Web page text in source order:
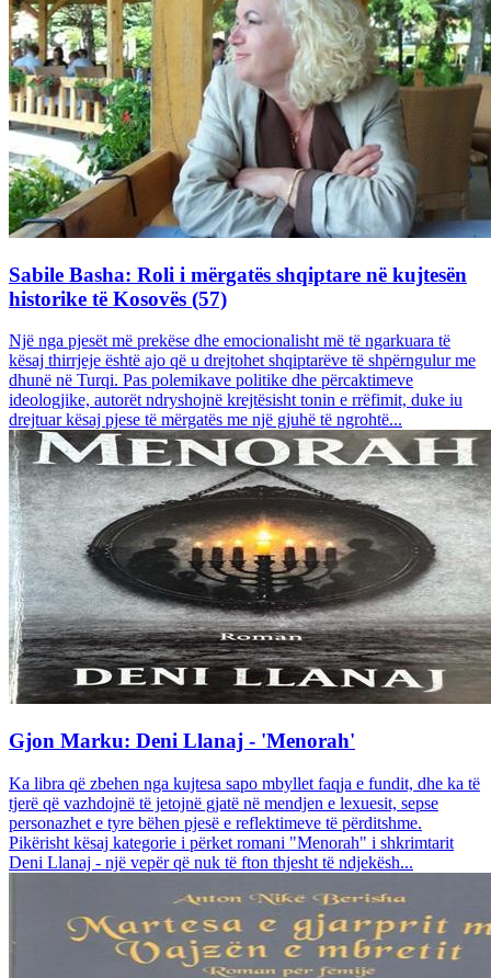
Sabile Basha: Roli i mërgatës shqiptare në kujtesën
historike të Kosovës (57)
Një nga pjesët më prekëse dhe emocionalisht më të ngarkuara të
kësaj thirrjeje është ajo që u drejtohet shqiptarëve të shpërngulur me
dhunë në Turqi. Pas polemikave politike dhe përcaktimeve
ideologjike, autorët ndryshojnë krejtësisht tonin e rrëfimit, duke iu
drejtuar kësaj pjese të mërgatës me një gjuhë të ngrohtë...
Gjon Marku: Deni Llanaj - 'Menorah'
Ka libra që zbehen nga kujtesa sapo mbyllet faqja e fundit, dhe ka të
tjerë që vazhdojnë të jetojnë gjatë në mendjen e lexuesit, sepse
personazhet e tyre bëhen pjesë e reflektimeve të përditshme.
Pikërisht kësaj kategorie i përket romani "Menorah" i shkrimtarit
Deni Llanaj - një vepër që nuk të fton thjesht të ndjekësh...